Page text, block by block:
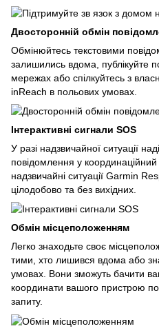
Двосторонній обмін
Обмінюйтесь текстовими
залишились вдома, публікуйте
мережах або спілкуйтесь з
inReach в польових умовах.
Інтерактивні сигнали SOS
У разі надзвичайної ситуації
повідомлення у
надзвичайні ситуації Garmin
цілодобово та без вихідних.
Обмін місцеположенням
Легко знаходьте своє
тими, хто лишився вдома або
умовах. Вони зможуть бачити
координати вашого пристрою
запиту.